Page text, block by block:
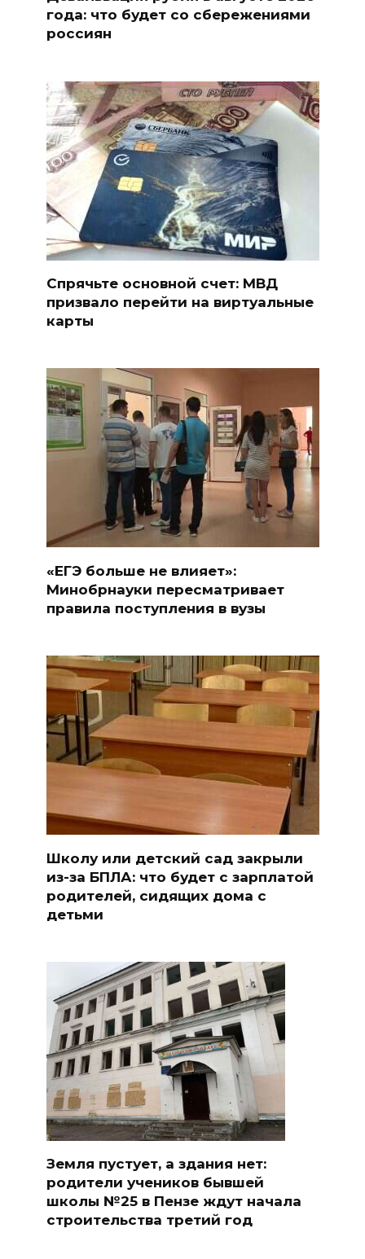
года: что будет со сбережениями
россиян
Спрячьте основной счет: МВД
призвало перейти на виртуальные
карты
«ЕГЭ больше не влияет»:
Минобрнауки пересматривает
правила поступления в вузы
Школу или детский сад закрыли
из-за БПЛА: что будет с зарплатой
родителей, сидящих дома с
детьми
Земля пустует, а здания нет:
родители учеников бывшей
школы №25 в Пензе ждут начала
строительства третий год